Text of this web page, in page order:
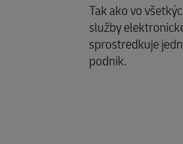
Tak ako vo
služby
sprostredkuje
podnik.